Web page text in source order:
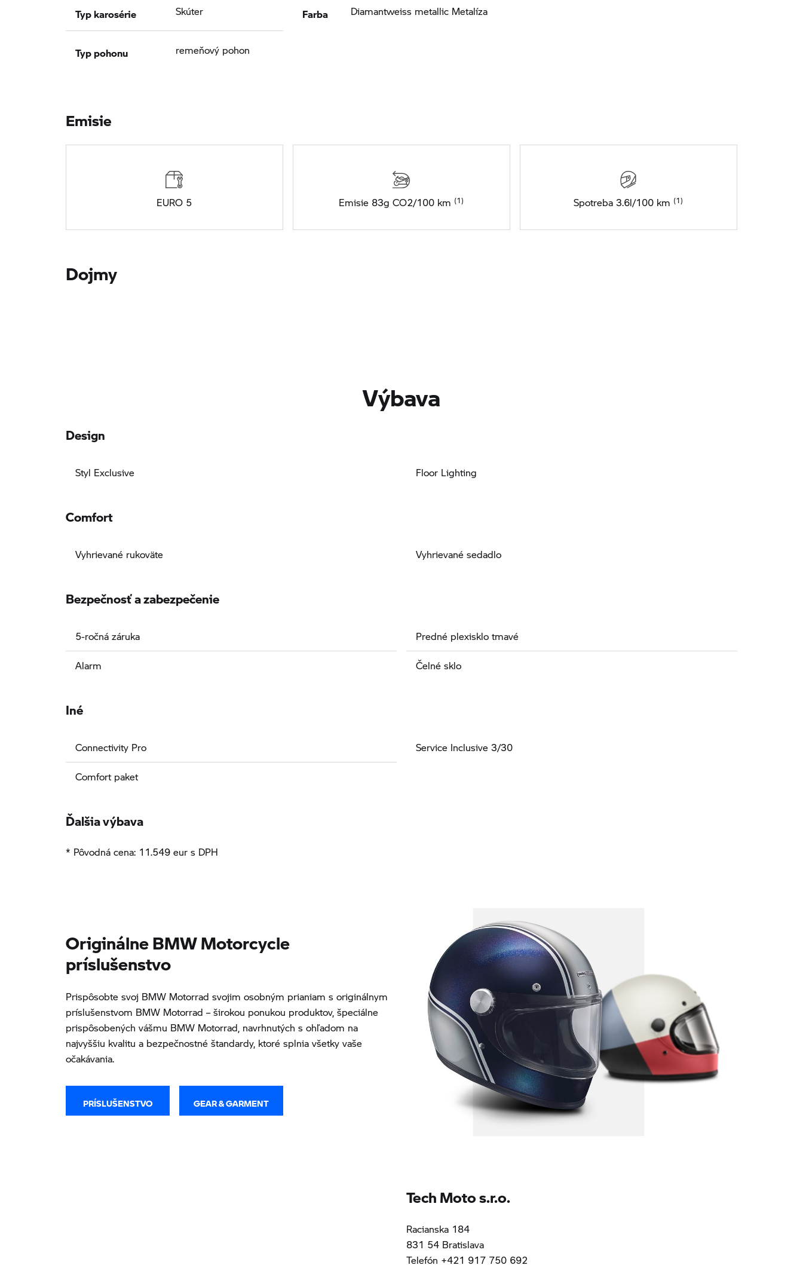
Typ karosérie Skúter
Typ pohonu remeňový pohon
Farba Diamantweiss metallic Metalíza
Emisie
EURO 5 Emisie 83g CO2/100 km Spotreba 3.6l/100 km
Dojmy
Výbava
Design
Styl Exclusive Floor Lighting
Comfort
Vyhrievané rukoväte Vyhrievané sedadlo
Bezpečnosť a zabezpečenie
5-ročná záruka
Alarm
Predné plexisklo tmavé
Čelné sklo
Iné
Connectivity Pro
Comfort paket
Service Inclusive 3/30
Ďalšia výbava
* Pôvodná cena: 11.549 eur s DPH
Originálne BMW Motorcycle
príslušenstvo
Prispôsobte svoj BMW Motorrad svojim osobným prianiam s originálnym
príslušenstvom BMW Motorrad – širokou ponukou produktov, špeciálne
prispôsobených vášmu BMW Motorrad, navrhnutých s ohľadom na
najvyššiu kvalitu a bezpečnostné štandardy, ktoré splnia všetky vaše
očakávania.
PRÍSLUŠENSTVO GEAR & GARMENT
Tech Moto s.r.o.
Racianska 184
831 54 Bratislava
Telefón +421 917 750 692